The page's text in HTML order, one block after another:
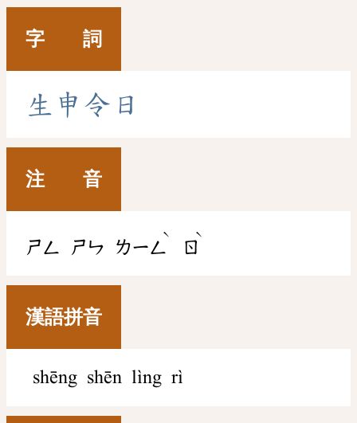
字 詞
生 申 令 日
注 音
ㄕㄥ ㄕㄣ ㄌㄧㄥ
ˋ
ㄖ
ˋ
漢語拼音
shēng shēn lìng rì